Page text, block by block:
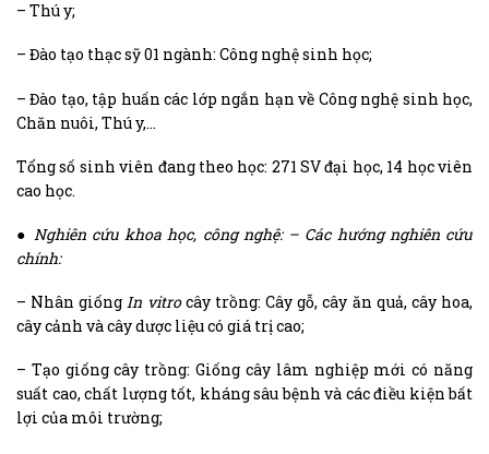
– Thú y;
– Đào tạo thạc sỹ 01 ngành: Công nghệ sinh học;
– Đào tạo, tập huấn các lớp ngắn hạn về Công nghệ sinh học,
Chăn nuôi, Thú y,…
Tổng số sinh viên đang theo học: 271 SV đại học, 14 học viên
cao học.
● Nghiên cứu khoa học, công nghệ: – Các hướng nghiên cứu
chính:
– Nhân giốngIn vitrocây trồng: Cây gỗ, cây ăn quả, cây hoa,
cây cảnh và cây dược liệu có giá trị cao;
– Tạo giống cây trồng: Giống cây lâm nghiệp mới có năng
suất cao, chất lượng tốt, kháng sâu bệnh và các điều kiện bất
lợi của môi trường;